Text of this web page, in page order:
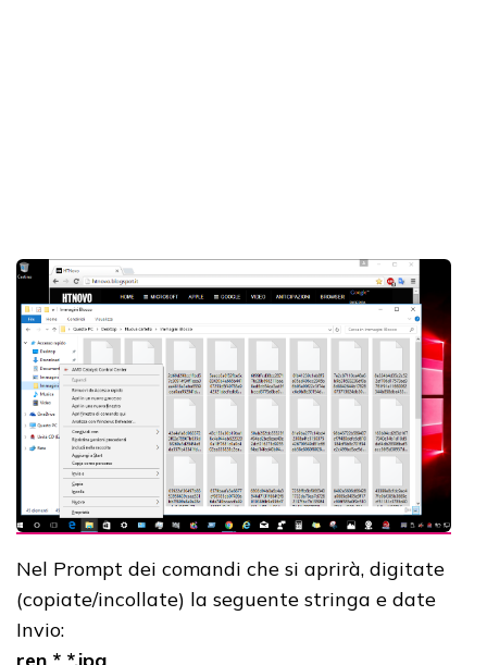
Nel Prompt dei comandi che si aprirà, digitate
(copiate/incollate) la seguente stringa e date
Invio: